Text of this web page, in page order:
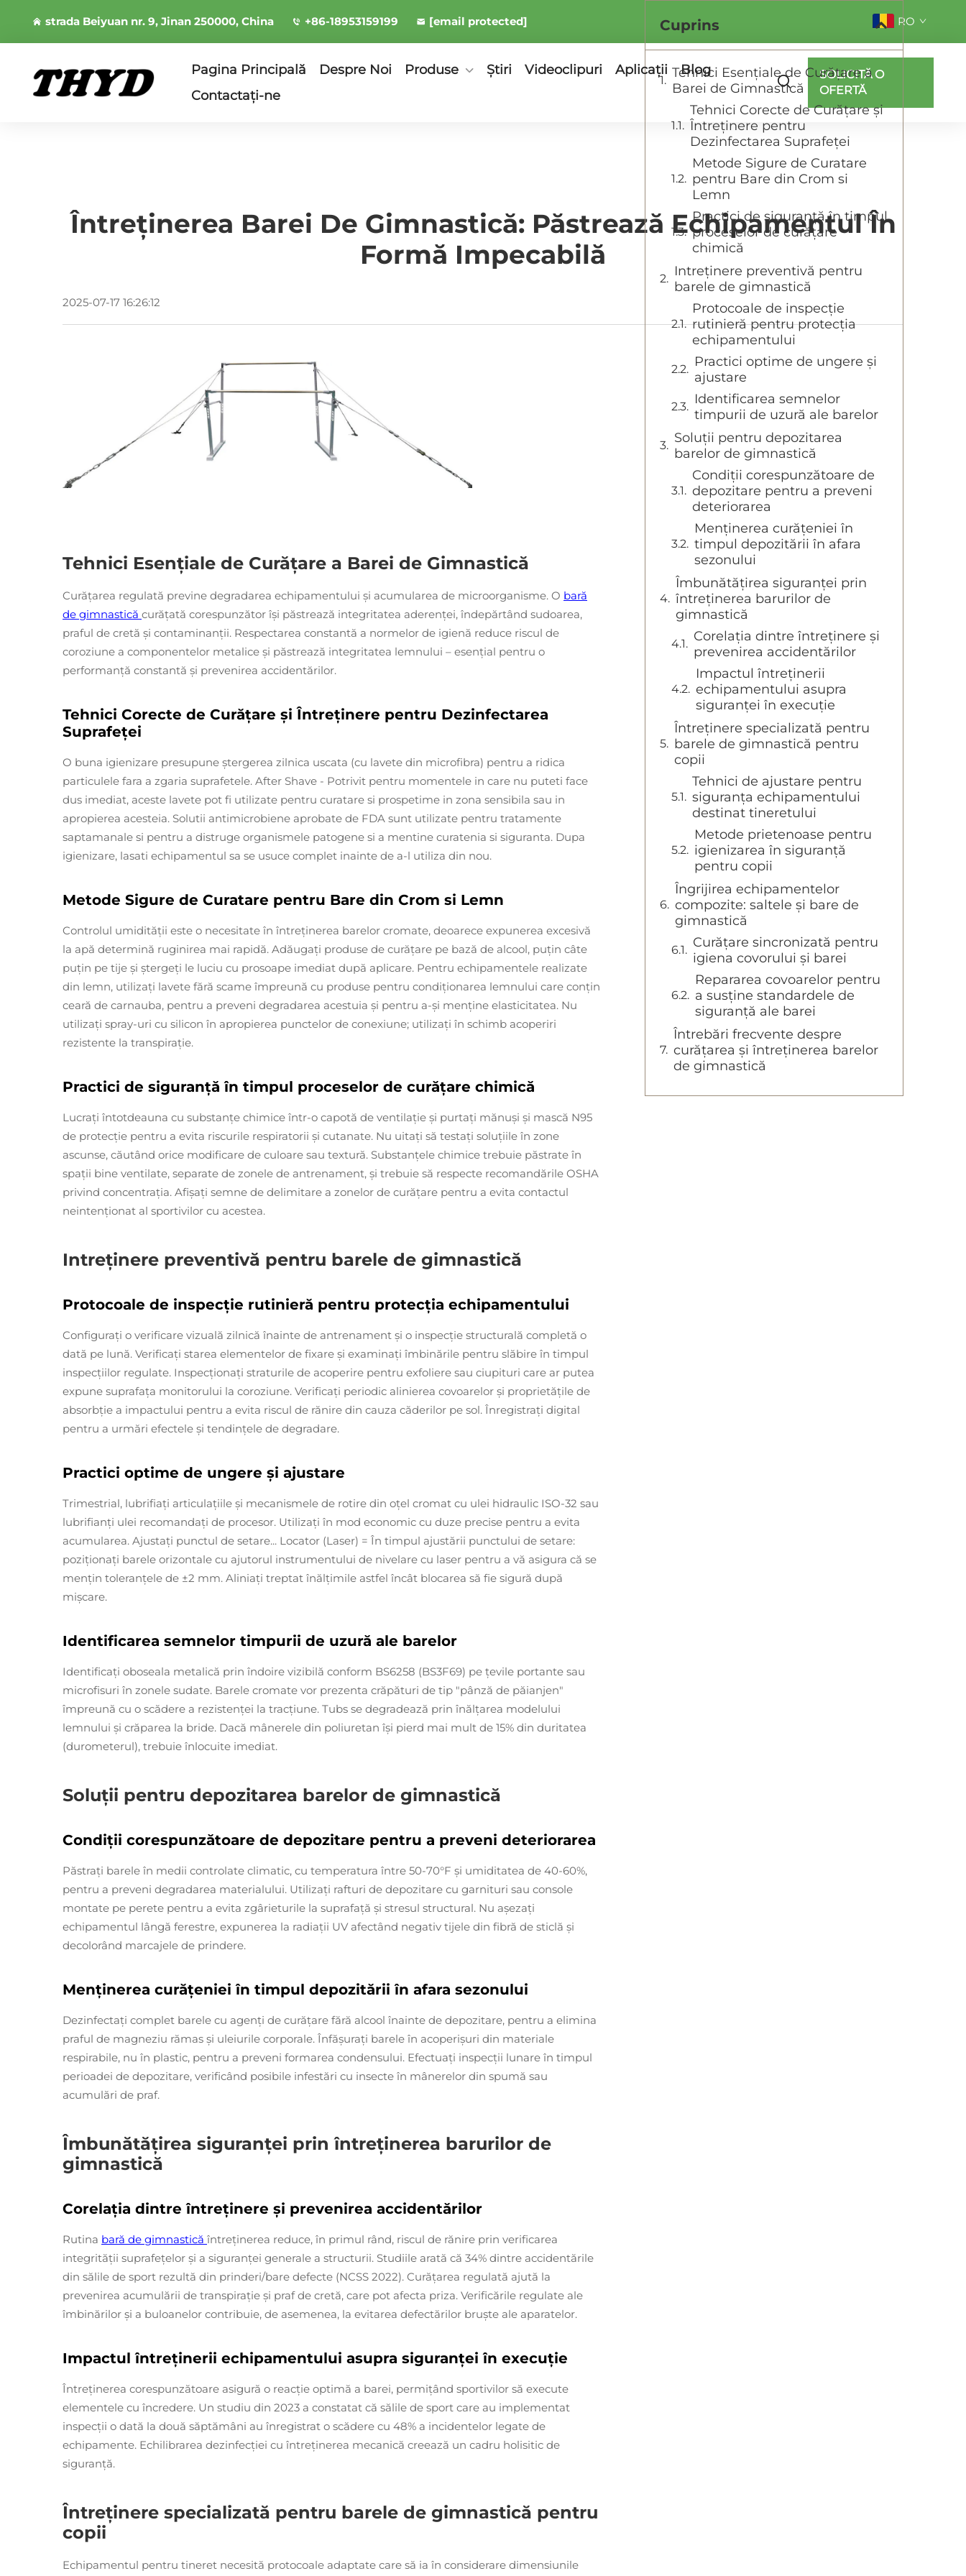
strada Beiyuan nr. 9, Jinan 250000, China +86-18953159199 [email protected] RO
Pagina Principală Despre Noi Produse Știri Videoclipuri Aplicații
Blog
Contactați-ne
SOLICITĂ O
OFERTĂ
Întreținerea Barei De Gimnastică: Păstrează Echipamentul În
Formă Impecabilă
2025-07-17 16:26:12
Tehnici Esențiale de Curățare a Barei de Gimnastică
Curățarea regulată previne degradarea echipamentului și acumularea de microorganisme. O bară
de gimnastică curățată corespunzător își păstrează integritatea aderenței, îndepărtând sudoarea,
praful de cretă și contaminanții. Respectarea constantă a normelor de igienă reduce riscul de
coroziune a componentelor metalice și păstrează integritatea lemnului – esențial pentru o
performanță constantă și prevenirea accidentărilor.
Tehnici Corecte de Curățare și Întreținere pentru Dezinfectarea
Suprafeței
O buna igienizare presupune ștergerea zilnica uscata (cu lavete din microfibra) pentru a ridica
particulele fara a zgaria suprafetele. After Shave - Potrivit pentru momentele in care nu puteti face
dus imediat, aceste lavete pot fi utilizate pentru curatare si prospetime in zona sensibila sau in
apropierea acesteia. Solutii antimicrobiene aprobate de FDA sunt utilizate pentru tratamente
saptamanale si pentru a distruge organismele patogene si a mentine curatenia si siguranta. Dupa
igienizare, lasati echipamentul sa se usuce complet inainte de a-l utiliza din nou.
Metode Sigure de Curatare pentru Bare din Crom si Lemn
Controlul umidității este o necesitate în întreținerea barelor cromate, deoarece expunerea excesivă
la apă determină ruginirea mai rapidă. Adăugați produse de curățare pe bază de alcool, puțin câte
puțin pe tije și ștergeți le luciu cu prosoape imediat după aplicare. Pentru echipamentele realizate
din lemn, utilizați lavete fără scame împreună cu produse pentru condiționarea lemnului care conțin
ceară de carnauba, pentru a preveni degradarea acestuia și pentru a-și menține elasticitatea. Nu
utilizați spray-uri cu silicon în apropierea punctelor de conexiune; utilizați în schimb acoperiri
rezistente la transpirație.
Practici de siguranță în timpul proceselor de curățare chimică
Lucrați întotdeauna cu substanțe chimice într-o capotă de ventilație și purtați mănuși și mască N95
de protecție pentru a evita riscurile respiratorii și cutanate. Nu uitați să testați soluțiile în zone
ascunse, căutând orice modificare de culoare sau textură. Substanțele chimice trebuie păstrate în
spații bine ventilate, separate de zonele de antrenament, și trebuie să respecte recomandările OSHA
privind concentrația. Afișați semne de delimitare a zonelor de curățare pentru a evita contactul
neintenționat al sportivilor cu acestea.
Intreținere preventivă pentru barele de gimnastică
Protocoale de inspecție rutinieră pentru protecția echipamentului
Configurați o verificare vizuală zilnică înainte de antrenament și o inspecție structurală completă o
dată pe lună. Verificați starea elementelor de fixare și examinați îmbinările pentru slăbire în timpul
inspecțiilor regulate. Inspecționați straturile de acoperire pentru exfoliere sau ciupituri care ar putea
expune suprafața monitorului la coroziune. Verificați periodic alinierea covoarelor și proprietățile de
absorbție a impactului pentru a evita riscul de rănire din cauza căderilor pe sol. Înregistrați digital
pentru a urmări efectele și tendințele de degradare.
Practici optime de ungere și ajustare
Trimestrial, lubrifiați articulațiile și mecanismele de rotire din oțel cromat cu ulei hidraulic ISO-32 sau
lubrifianți ulei recomandați de procesor. Utilizați în mod economic cu duze precise pentru a evita
acumularea. Ajustați punctul de setare... Locator (Laser) = În timpul ajustării punctului de setare:
poziționați barele orizontale cu ajutorul instrumentului de nivelare cu laser pentru a vă asigura că se
mențin toleranțele de ±2 mm. Aliniați treptat înălțimile astfel încât blocarea să fie sigură după
mișcare.
Identificarea semnelor timpurii de uzură ale barelor
Identificați oboseala metalică prin îndoire vizibilă conform BS6258 (BS3F69) pe țevile portante sau
microfisuri în zonele sudate. Barele cromate vor prezenta crăpături de tip "pânză de păianjen"
împreună cu o scădere a rezistenței la tracțiune. Tubs se degradează prin înălțarea modelului
lemnului și crăparea la bride. Dacă mânerele din poliuretan își pierd mai mult de 15% din duritatea
(durometerul), trebuie înlocuite imediat.
Soluții pentru depozitarea barelor de gimnastică
Condiții corespunzătoare de depozitare pentru a preveni deteriorarea
Păstrați barele în medii controlate climatic, cu temperatura între 50-70°F și umiditatea de 40-60%,
pentru a preveni degradarea materialului. Utilizați rafturi de depozitare cu garnituri sau console
montate pe perete pentru a evita zgârieturile la suprafață și stresul structural. Nu așezați
echipamentul lângă ferestre, expunerea la radiații UV afectând negativ tijele din fibră de sticlă și
decolorând marcajele de prindere.
Menținerea curățeniei în timpul depozitării în afara sezonului
Dezinfectați complet barele cu agenți de curățare fără alcool înainte de depozitare, pentru a elimina
praful de magneziu rămas și uleiurile corporale. Înfășurați barele în acoperișuri din materiale
respirabile, nu în plastic, pentru a preveni formarea condensului. Efectuați inspecții lunare în timpul
perioadei de depozitare, verificând posibile infestări cu insecte în mânerelor din spumă sau
acumulări de praf.
Îmbunătățirea siguranței prin întreținerea barurilor de
gimnastică
Corelația dintre întreținere și prevenirea accidentărilor
Rutina bară de gimnastică întreținerea reduce, în primul rând, riscul de rănire prin verificarea
integrității suprafețelor și a siguranței generale a structurii. Studiile arată că 34% dintre accidentările
din sălile de sport rezultă din prinderi/bare defecte (NCSS 2022). Curățarea regulată ajută la
prevenirea acumulării de transpirație și praf de cretă, care pot afecta priza. Verificările regulate ale
îmbinărilor și a buloanelor contribuie, de asemenea, la evitarea defectărilor bruște ale aparatelor.
Impactul întreținerii echipamentului asupra siguranței în execuție
Întreținerea corespunzătoare asigură o reacție optimă a barei, permițând sportivilor să execute
elementele cu încredere. Un studiu din 2023 a constatat că sălile de sport care au implementat
inspecții o dată la două săptămâni au înregistrat o scădere cu 48% a incidentelor legate de
echipamente. Echilibrarea dezinfecției cu întreținerea mecanică creează un cadru holisitic de
siguranță.
Întreținere specializată pentru barele de gimnastică pentru
copii
Echipamentul pentru tineret necesită protocoale adaptate care să ia în considerare dimensiunile
Cuprins
Tehnici Esențiale de Curățare a
Barei de Gimnastică
Tehnici Corecte de Curățare și
Întreținere pentru
Dezinfectarea Suprafeței
Metode Sigure de Curatare
pentru Bare din Crom si
Lemn
Practici de siguranță în timpul
proceselor de curățare
chimică
Intreținere preventivă pentru
barele de gimnastică
Protocoale de inspecție
rutinieră pentru protecția
echipamentului
Practici optime de ungere și
ajustare
Identificarea semnelor
timpurii de uzură ale barelor
Soluții pentru depozitarea
barelor de gimnastică
Condiții corespunzătoare de
depozitare pentru a preveni
deteriorarea
Menținerea curățeniei în
timpul depozitării în afara
sezonului
Îmbunătățirea siguranței prin
întreținerea barurilor de
gimnastică
Corelația dintre întreținere și
prevenirea accidentărilor
Impactul întreținerii
echipamentului asupra
siguranței în execuție
Întreținere specializată pentru
barele de gimnastică pentru
copii
Tehnici de ajustare pentru
siguranța echipamentului
destinat tineretului
Metode prietenoase pentru
igienizarea în siguranță
pentru copii
Îngrijirea echipamentelor
compozite: saltele și bare de
gimnastică
Curățare sincronizată pentru
igiena covorului și barei
Repararea covoarelor pentru
a susține standardele de
siguranță ale barei
Întrebări frecvente despre
curățarea și întreținerea barelor
de gimnastică